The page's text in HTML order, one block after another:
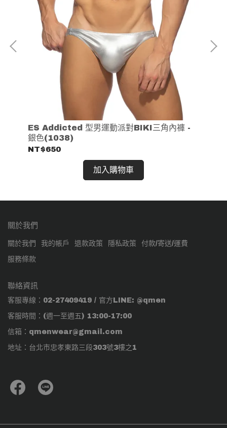
ES Addicted 型男運動派對BIKI三角內褲 -
銀色(1038)
NT$650
加入購物車
關於我們
關於我們 我的帳戶 退款政策 隱私政策 付款/寄送/運費
服務條款
聯絡資訊
客服專線：02-27409419 / 官方LINE: @qmen
客服時間：(週一至週五) 13:00-17:00
信箱：qmenwear@gmail.com
地址：台北市忠孝東路三段303號3樓之1